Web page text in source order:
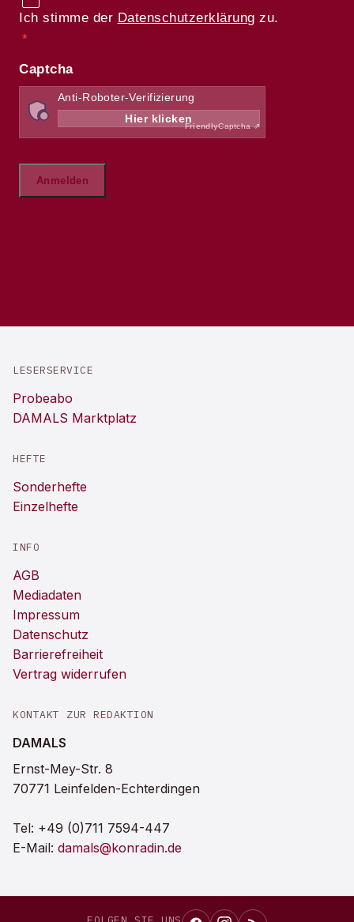
LESERSERVICE
Probeabo
DAMALS Marktplatz
HEFTE
Sonderhefte
Einzelhefte
INFO
AGB
Mediadaten
Impressum
Datenschutz
Barrierefreiheit
Vertrag widerrufen
KONTAKT ZUR REDAKTION
DAMALS
Ernst-Mey-Str. 8
70771 Leinfelden-Echterdingen
Tel: +49 (0)711 7594-447
E-Mail: damals@konradin.de